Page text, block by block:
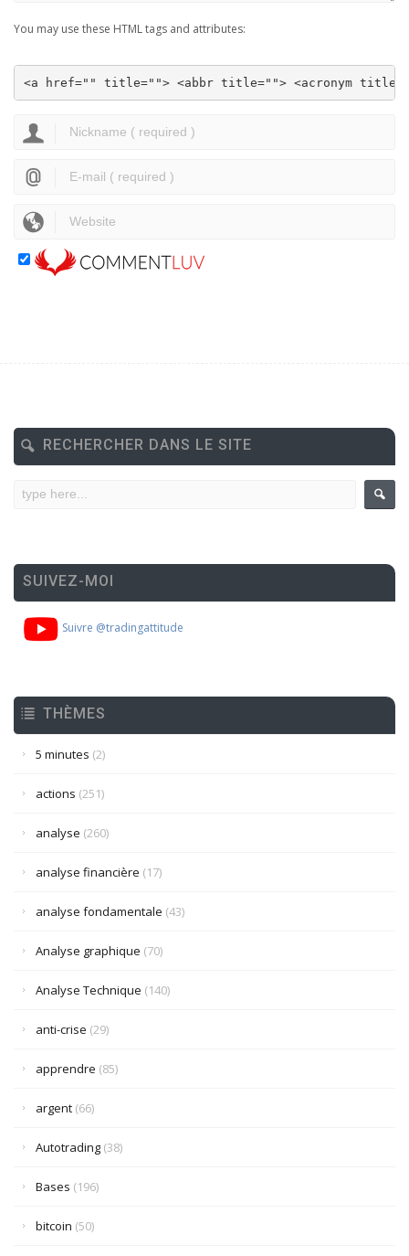
You may use these HTML tags and attributes:
<a href="" title=""> <abbr title=""> <acronym
RECHERCHER DANS LE SITE
SUIVEZ-MOI
Suivre @tradingattitude
THÈMES
5 minutes (2)
actions (251)
analyse (260)
analyse financière (17)
analyse fondamentale (43)
Analyse graphique (70)
Analyse Technique (140)
anti-crise (29)
apprendre (85)
argent (66)
Autotrading (38)
Bases (196)
bitcoin (50)